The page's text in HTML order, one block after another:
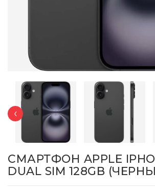
‹
СМАРТФОН APPLE
DUAL SIM 128GB